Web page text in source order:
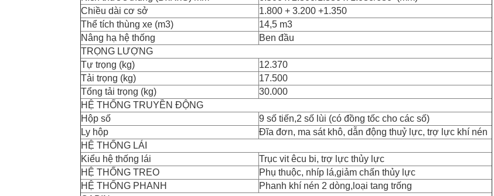
Chiều dài cơ sở
1.800 + 3.200 +1.350
Thể tích thùng xe (m­3)
14,5 m3
Nâng hạ hệ thống
Ben đầu
TRỌNG LƯỢNG
Tự trọng (kg)
12.370
Tải trọng (kg)
17.500
Tổng tải trọng (kg)
30.000
HỆ THỐNG TRUYỀN ĐỘNG
Hộp số
9 số tiến,2 số lùi (có đồng tốc cho các số)
Ly hộp
Đĩa đơn, ma sát khô, dẫn động thuỷ lực, trợ lực khí nén
HỆ THỐNG LÁI
Kiểu hệ thống lái
Trục vit êcu bi, trợ lực thủy lực
HỆ THỐNG TREO
Phụ thuộc, nhíp lá,giảm chấn thủy lực
HỆ THỐNG PHANH
Phanh khí nén 2 dòng,loại tang trống